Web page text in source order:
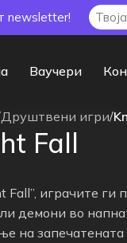
Ваучери
Друштвени игри/
Fall
Fall”, играчите ги
демони во
на
newsletter!